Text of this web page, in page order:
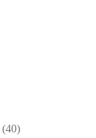
(40)